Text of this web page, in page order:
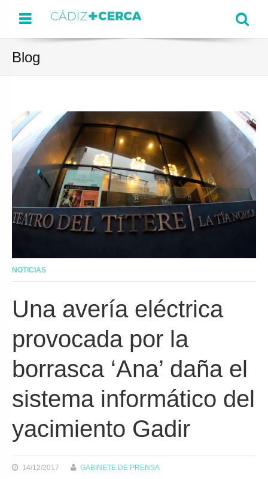
Menu
Blog
NOTICIAS
Una avería eléctrica
provocada por la
borrasca ‘Ana’ daña el
sistema informático del
yacimiento Gadir
14/12/2017 GABINETE DE PRENSA